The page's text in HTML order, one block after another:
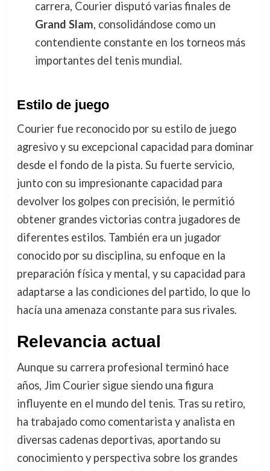
carrera, Courier disputó varias finales de
Grand Slam, consolidándose como un
contendiente constante en los torneos más
importantes del tenis mundial.
Estilo de juego
Courier fue reconocido por su estilo de juego
agresivo y su excepcional capacidad para dominar
desde el fondo de la pista. Su fuerte servicio,
junto con su impresionante capacidad para
devolver los golpes con precisión, le permitió
obtener grandes victorias contra jugadores de
diferentes estilos. También era un jugador
conocido por su disciplina, su enfoque en la
preparación física y mental, y su capacidad para
adaptarse a las condiciones del partido, lo que lo
hacía una amenaza constante para sus rivales.
Relevancia actual
Aunque su carrera profesional terminó hace
años, Jim Courier sigue siendo una figura
influyente en el mundo del tenis. Tras su retiro,
ha trabajado como comentarista y analista en
diversas cadenas deportivas, aportando su
conocimiento y perspectiva sobre los grandes